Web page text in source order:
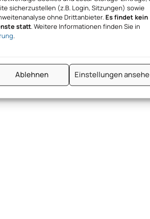
sicherzustellen (z.B. Login, Sitzungen) sowie
ohne Drittanbieter. Es findet kein
statt. Weitere Informationen finden Sie in
.
Ablehnen Einstellungen